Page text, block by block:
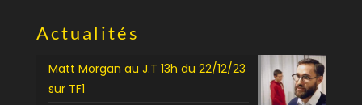
Actualités
Matt Morgan au J.T 13h du 22/12/23
sur TF1